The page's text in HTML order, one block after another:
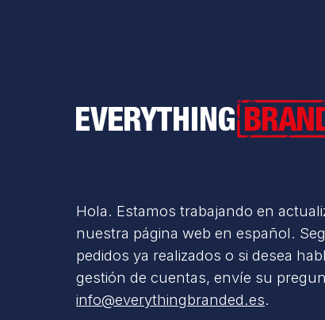
Everything Branded
Hola. Estamos trabajando en
nuestra página web en español.
pedidos ya realizados o si desea
gestión de cuentas, envíe su
info@everythingbranded.es.